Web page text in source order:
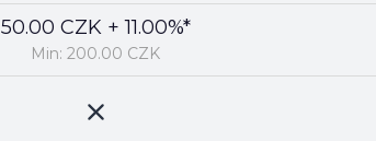
50.00 CZK + 11.00%*
Min: 200.00 CZK